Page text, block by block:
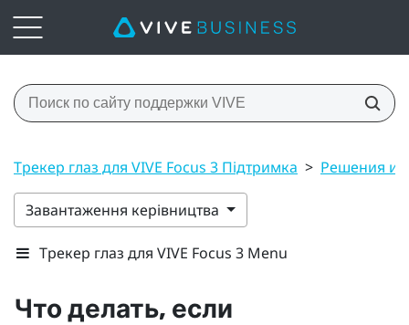
Трекер глаз для VIVE Focus 3 Підтримка > Решения и
Завантаження керівництва
Трекер глаз для VIVE Focus 3 Menu
Что делать, если